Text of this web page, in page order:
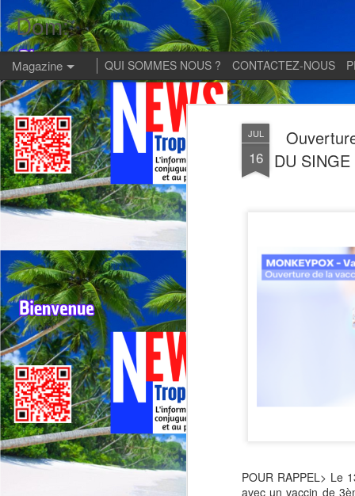
JUL
16
DU
POUR RAPPEL> Le
avec un vaccin de
Dom:
Magazine QUI SOMMES NOUS ? CONTACTEZ-NOUS